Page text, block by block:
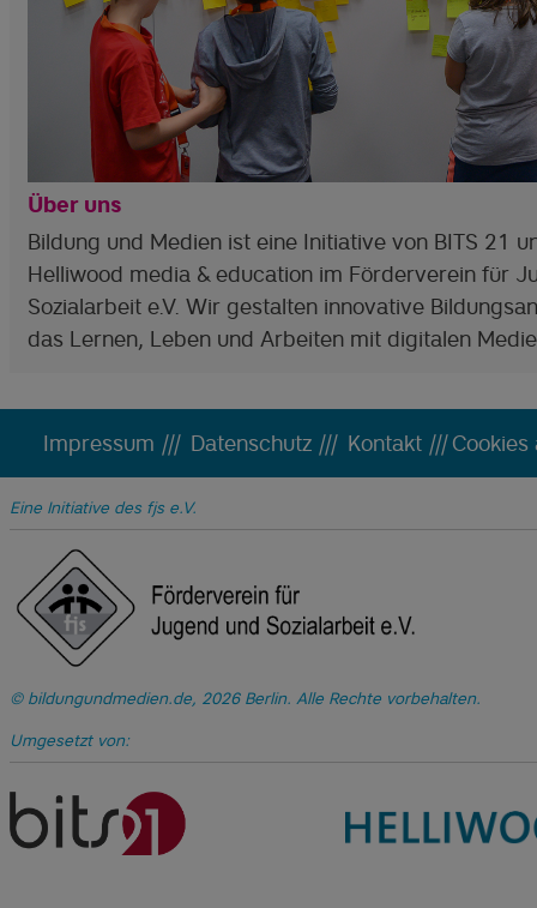
Über uns
Bildung und Medien ist eine Initiative von BITS 21
Helliwood media & education im Förderverein für
Sozialarbeit e.V. Wir gestalten innovative
das Lernen, Leben und Arbeiten mit digitalen
Impressum ||| Datenschutz||| Kontakt|||Cookies
Eine Initiative des fjs e.V.
bildungundmedien.de, 2026 Berlin. Alle Rechte vorbehalten.
Umgesetzt von: